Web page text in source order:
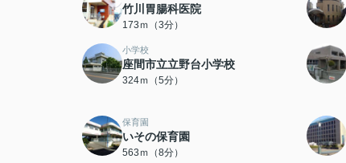
竹川胃腸科医院
173ｍ（3分）
小学校
座間市立立野台小学校
324ｍ（5分）
保育園
いその保育園
563ｍ（8分）